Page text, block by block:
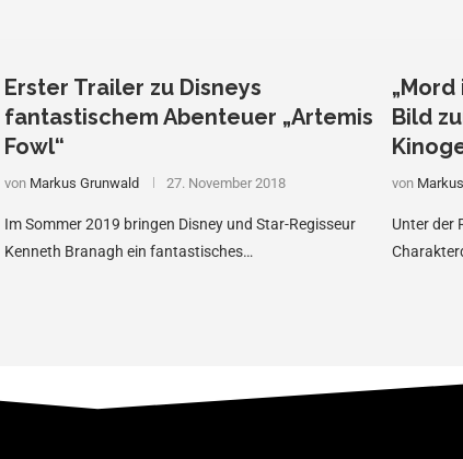
Erster Trailer zu Disneys
fantastischem Abenteuer „Artemis
Fowl“
von Markus Grunwald 27. November 2018
Im Sommer 2019 bringen Disney und Star-Regisseur
Kenneth Branagh ein fantastisches…
Bild
von
Unter der